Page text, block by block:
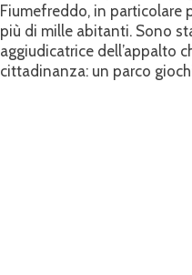
Fiumefreddo, in particolare
più di mille abitanti. Sono
aggiudicatrice dell’appalto
cittadinanza: un parco